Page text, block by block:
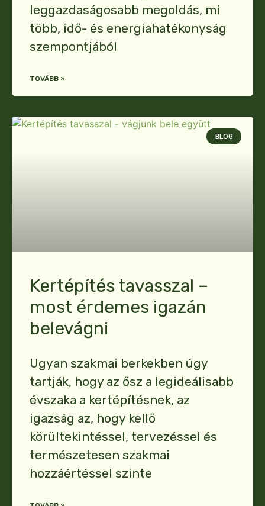
leggazdaságosabb megoldás, mi
több, idő- és energiahatékonyság
szempontjából
TOVÁBB »
BLOG
Kertépítés tavasszal –
most érdemes igazán
belevágni
Ugyan szakmai berkekben úgy
tartják, hogy az ősz a legideálisabb
évszaka a kertépítésnek, az
igazság az, hogy kellő
körültekintéssel, tervezéssel és
természetesen szakmai
hozzáértéssel szinte